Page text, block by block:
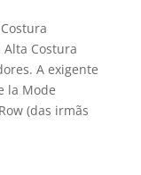
Costura
A exigente
la Mode
(das irmãs